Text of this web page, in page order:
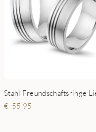
Stahl Freundschaftsringe
55,95